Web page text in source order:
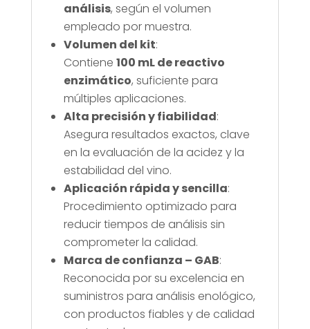
análisis, según el volumen
empleado por muestra.
Volumen del kit:
Contiene 100 mL de reactivo
enzimático, suficiente para
múltiples aplicaciones.
Alta precisión y fiabilidad:
Asegura resultados exactos, clave
en la evaluación de la acidez y la
estabilidad del vino.
Aplicación rápida y sencilla:
Procedimiento optimizado para
reducir tiempos de análisis sin
comprometer la calidad.
Marca de confianza – GAB:
Reconocida por su excelencia en
suministros para análisis enológico,
con productos fiables y de calidad